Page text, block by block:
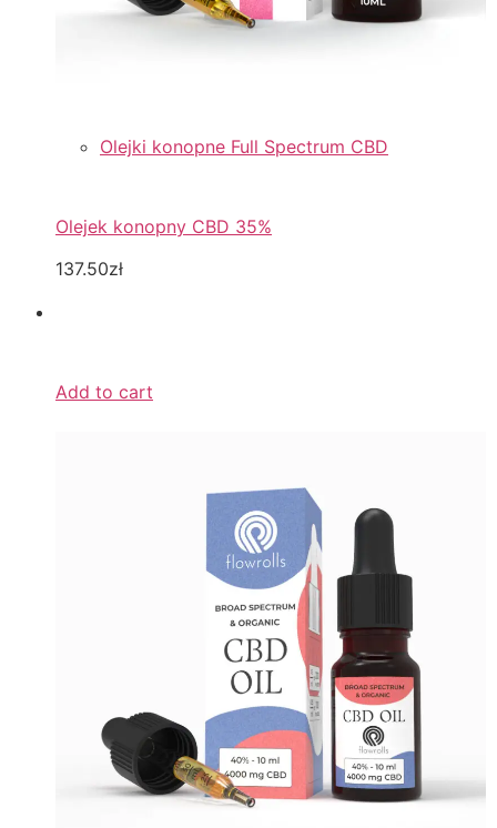
Olejki konopne Full Spectrum CBD
Olejek konopny CBD 35%
137.50zł
Add to cart